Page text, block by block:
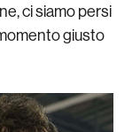
ci siamo persi
giusto